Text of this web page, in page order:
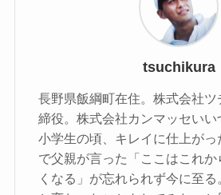
tsuchikura
長野県飯綱町在住。株式会社ツ
締役。株式会社カンマッセいい
小学生の頃、キレイに仕上が
で父親が言った「ここはこれか
くなる」が忘れられず今に至